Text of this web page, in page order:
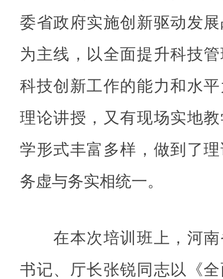
委省政府实施创新驱动发
为主线，以全面提升科技
科技创新工作的能力和水
理论讲授，又有现场实地
学形式丰富多样，做到了
务虚与务实相统一。
在本次培训班上，河南
书记、厅长张锐同志以《